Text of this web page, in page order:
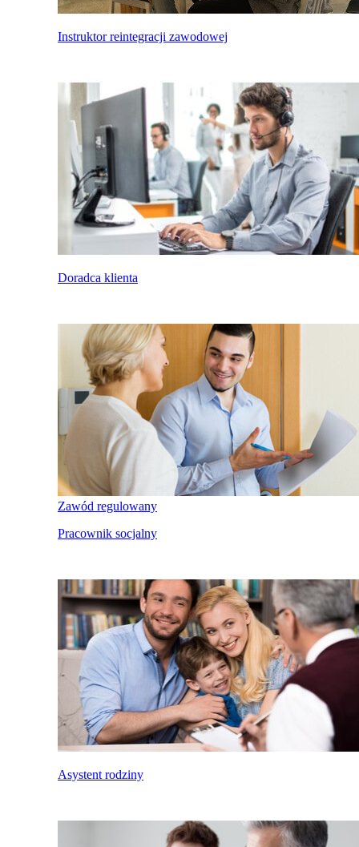
Instruktor reintegracji zawodowej
Doradca klienta
Zawód regulowany
Pracownik socjalny
Asystent rodziny